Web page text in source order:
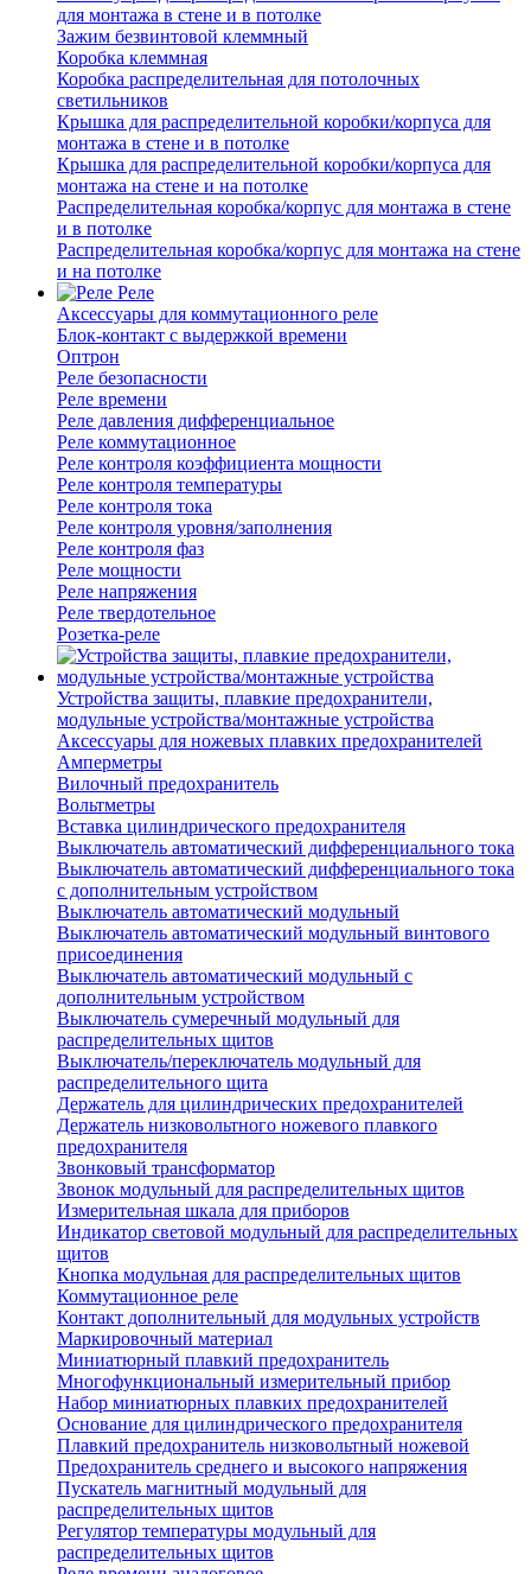
для монтажа в стене и в потолке
Зажим безвинтовой клеммный
Коробка клеммная
Коробка распределительная для потолочных
светильников
Крышка для распределительной коробки/корпуса для
монтажа в стене и в потолке
Крышка для распределительной коробки/корпуса для
монтажа на стене и на потолке
Распределительная коробка/корпус для монтажа в стене
и в потолке
Распределительная коробка/корпус для монтажа на стене
и на потолке
Реле
Аксессуары для коммутационного реле
Блок-контакт с выдержкой времени
Оптрон
Реле безопасности
Реле времени
Реле давления дифференциальное
Реле коммутационное
Реле контроля коэффициента мощности
Реле контроля температуры
Реле контроля тока
Реле контроля уровня/заполнения
Реле контроля фаз
Реле мощности
Реле напряжения
Реле твердотельное
Розетка-реле
Устройства защиты, плавкие предохранители,
модульные устройства/монтажные устройства
Аксессуары для ножевых плавких предохранителей
Амперметры
Вилочный предохранитель
Вольтметры
Вставка цилиндрического предохранителя
Выключатель автоматический дифференциального тока
Выключатель автоматический дифференциального тока
с дополнительным устройством
Выключатель автоматический модульный
Выключатель автоматический модульный винтового
присоединения
Выключатель автоматический модульный с
дополнительным устройством
Выключатель сумеречный модульный для
распределительных щитов
Выключатель/переключатель модульный для
распределительного щита
Держатель для цилиндрических предохранителей
Держатель низковольтного ножевого плавкого
предохранителя
Звонковый трансформатор
Звонок модульный для распределительных щитов
Измерительная шкала для приборов
Индикатор световой модульный для распределительных
щитов
Кнопка модульная для распределительных щитов
Коммутационное реле
Контакт дополнительный для модульных устройств
Маркировочный материал
Миниатюрный плавкий предохранитель
Многофункциональный измерительный прибор
Набор миниатюрных плавких предохранителей
Основание для цилиндрического предохранителя
Плавкий предохранитель низковольтный ножевой
Предохранитель среднего и высокого напряжения
Пускатель магнитный модульный для
распределительных щитов
Регулятор температуры модульный для
распределительных щитов